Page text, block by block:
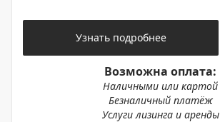
Узнать подробнее
Возможна оплата:
Наличными или картой
Безналичный платёж
Услуги лизинга и аренды